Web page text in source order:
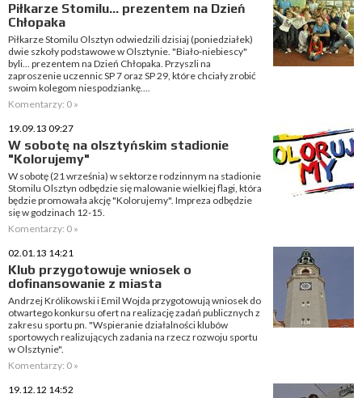
Piłkarze Stomilu... prezentem na Dzień
Chłopaka
Piłkarze Stomilu Olsztyn odwiedzili dzisiaj (poniedziałek)
dwie szkoły podstawowe w Olsztynie. "Biało-niebiescy"
byli... prezentem na Dzień Chłopaka. Przyszli na
zaproszenie uczennic SP 7 oraz SP 29, które chciały zrobić
swoim kolegom niespodziankę....
Komentarzy: 0 »
19.09.13 09:27
W sobotę na olsztyńskim stadionie
"Kolorujemy"
W sobotę (21 września) w sektorze rodzinnym na stadionie
Stomilu Olsztyn odbędzie się malowanie wielkiej flagi, która
będzie promowała akcję "Kolorujemy". Impreza odbędzie
się w godzinach 12-15.
Komentarzy: 0 »
02.01.13 14:21
Klub przygotowuje wniosek o
dofinansowanie z miasta
Andrzej Królikowski i Emil Wojda przygotowują wniosek do
otwartego konkursu ofert na realizację zadań publicznych z
zakresu sportu pn. "Wspieranie działalności klubów
sportowych realizujących zadania na rzecz rozwoju sportu
w Olsztynie".
Komentarzy: 0 »
19.12.12 14:52